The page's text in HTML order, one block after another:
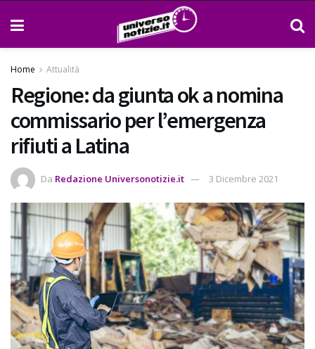
Home Attualità
Regione: da giunta ok a nomina
commissario per l’emergenza
rifiuti a Latina
Da Redazione Universonotizie.it 3 Dicembre 2021